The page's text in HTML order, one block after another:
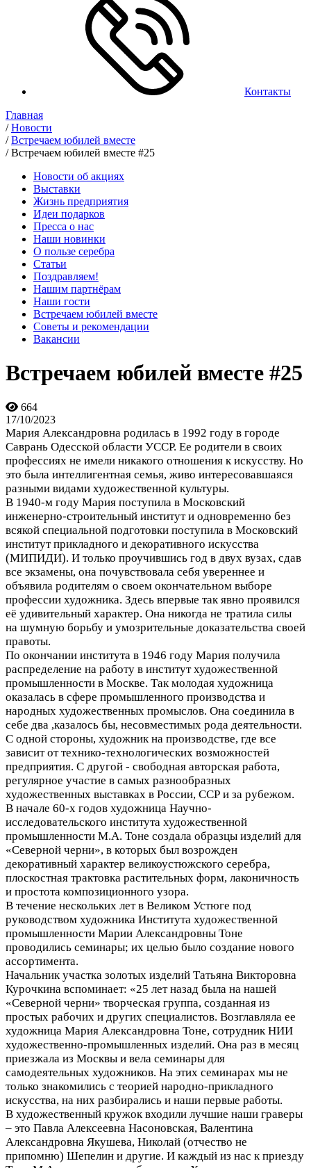
Контакты
Главная
/Новости
/Встречаем юбилей вместе
/Встречаем юбилей вместе #25
Новости об акциях
Выставки
Жизнь предприятия
Идеи подарков
Пресса о нас
Наши новинки
О пользе серебра
Статьи
Поздравляем!
Нашим партнёрам
Наши гости
Встречаем юбилей вместе
Советы и рекомендации
Вакансии
Встречаем юбилей вместе #25
664
17/10/2023
Мария Александровна родилась в 1992 году в городе
Саврань Одесской области УССР. Ее родители в своих
профессиях не имели никакого отношения к искусству. Но
это была интеллигентная семья, живо интересовавшаяся
разными видами художественной культуры.
В 1940-м году Мария поступила в Московский
инженерно-строительный институт и одновременно без
всякой специальной подготовки поступила в Московский
институт прикладного и декоративного искусства
(МИПИДИ). И только проучившись год в двух вузах, сдав
все экзамены, она почувствовала себя увереннее и
объявила родителям о своем окончательном выборе
профессии художника. Здесь впервые так явно проявился
её удивительный характер. Она никогда не тратила силы
на шумную борьбу и умозрительные доказательства своей
правоты.
По окончании института в 1946 году Мария получила
распределение на работу в институт художественной
промышленности в Москве. Так молодая художница
оказалась в сфере промышленного производства и
народных художественных промыслов. Она соединила в
себе два ,казалось бы, несовместимых рода деятельности.
С одной стороны, художник на производстве, где все
зависит от технико-технологических возможностей
предприятия. С другой - свободная авторская работа,
регулярное участие в самых разнообразных
художественных выставках в России, ССР и за рубежом.
В начале 60-х годов художница Научно-
исследовательского института художественной
промышленности М.А. Тоне создала образцы изделий для
«Северной черни», в которых был возрожден
декоративный характер великоустюжского серебра,
плоскостная трактовка растительных форм, лаконичность
и простота композиционного узора.
В течение нескольких лет в Великом Устюге под
руководством художника Института художественной
промышленности Марии Александровны Тоне
проводились семинары; их целью было создание нового
ассортимента.
Начальник участка золотых изделий Татьяна Викторовна
Курочкина вспоминает: «25 лет назад была на нашей
«Северной черни» творческая группа, созданная из
простых рабочих и других специалистов. Возглавляла ее
художница Мария Александровна Тоне, сотрудник НИИ
художественно-промышленных изделий. Она раз в месяц
приезжала из Москвы и вела семинары для
самодеятельных художников. На этих семинарах мы не
только знакомились с теорией народно-прикладного
искусства, на них разбирались и наши первые работы.
В художественный кружок входили лучшие наши граверы
– это Павла Алексеевна Насоновская, Валентина
Александровна Якушева, Николай (отчество не
припомню) Шепелин и другие. И каждый из нас к приезду